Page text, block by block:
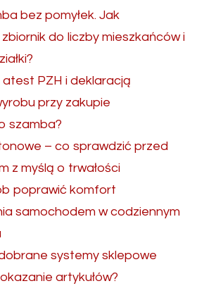
bez pomyłek. Jak
do liczby mieszkańców i
PZH i deklaracją
przy zakupie
szamba?
– co sprawdzić przed
z myślą o trwałości
poprawić komfort
samochodem w codziennym
systemy sklepowe
artykułów?